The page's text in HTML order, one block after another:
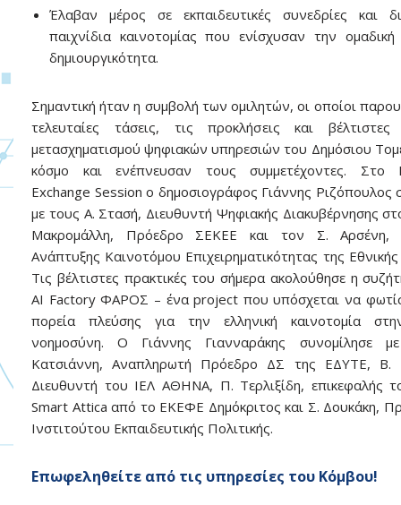
Έλαβαν μέρος σε εκπαιδευτικές συνεδρίες και
παιχνίδια καινοτομίας που ενίσχυσαν την
δημιουργικότητα.
Σημαντική ήταν η συμβολή των ομιλητών, οι οποίοι
τελευταίες τάσεις, τις προκλήσεις και βέλτιστες
μετασχηματισμού ψηφιακών υπηρεσιών του Δημόσιου
κόσμο και ενέπνευσαν τους συμμετέχοντες. Στο
Exchange Session ο δημοσιογράφος Γιάννης Ριζόπουλος
με τους Α. Στασή, Διευθυντή Ψηφιακής Διακυβέρνησης
Μακρομάλλη, Πρόεδρο ΣΕΚΕΕ και τον Σ. Αρσένη,
Ανάπτυξης Καινοτόμου Επιχειρηματικότητας της
Τις βέλτιστες πρακτικές του σήμερα ακολούθησε η
AI Factory ΦΑΡΟΣ – ένα project που υπόσχεται να
πορεία πλεύσης για την ελληνική καινοτομία
νοημοσύνη. Ο Γιάννης Γιανναράκης συνομίλησε
Κατσιάννη, Αναπληρωτή Πρόεδρο ΔΣ της ΕΔΥΤΕ, Β.
Διευθυντή του ΙΕΛ ΑΘΗΝΑ, Π. Τερλιξίδη, επικεφαλής
Smart Attica από το ΕΚΕΦΕ Δημόκριτος και Σ. Δουκάκη,
Ινστιτούτου Εκπαιδευτικής Πολιτικής.
Eπωφεληθείτε από τις υπηρεσίες του Κόμβου!